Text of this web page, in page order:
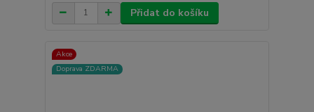
Přidat do košíku
Akce
Doprava ZDARMA